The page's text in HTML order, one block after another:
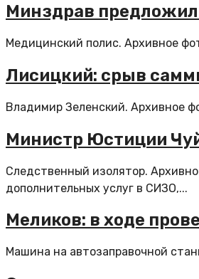
Минздрав предложил
Медицинский полис. Архивное
Лисицкий: срыв
Владимир Зеленский. Архивное
Министр Юстиции
Следственный изолятор.
дополнительных услуг в СИЗО,...
Меликов: в ходе
Машина на автозаправочной